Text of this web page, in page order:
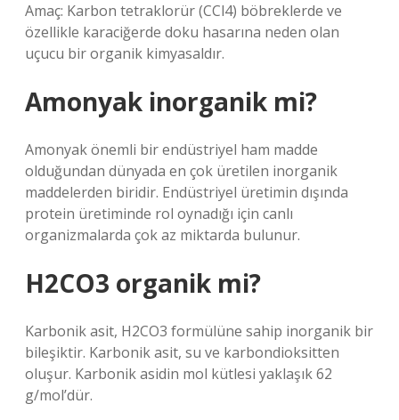
Amaç: Karbon tetraklorür (CCl4) böbreklerde ve
özellikle karaciğerde doku hasarına neden olan
uçucu bir organik kimyasaldır.
Amonyak inorganik mi?
Amonyak önemli bir endüstriyel ham madde
olduğundan dünyada en çok üretilen inorganik
maddelerden biridir. Endüstriyel üretimin dışında
protein üretiminde rol oynadığı için canlı
organizmalarda çok az miktarda bulunur.
H2CO3 organik mi?
Karbonik asit, H2CO3 formülüne sahip inorganik bir
bileşiktir. Karbonik asit, su ve karbondioksitten
oluşur. Karbonik asidin mol kütlesi yaklaşık 62
g/mol’dür.